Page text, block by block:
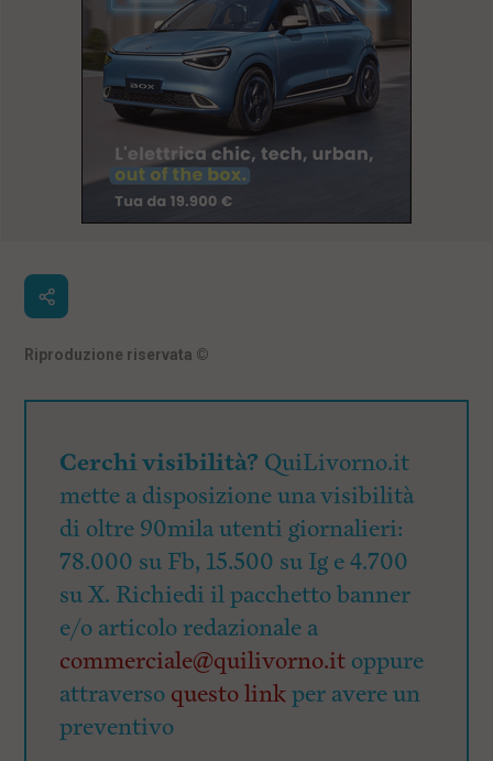
Riproduzione riservata ©
Cerchi visibilità? QuiLivorno.it
mette a disposizione una visibilità
di oltre 90mila utenti giornalieri:
78.000 su Fb, 15.500 su Ig e 4.700
su X. Richiedi il pacchetto banner
e/o articolo redazionale a
commerciale@quilivorno.it oppure
attraverso questo linkper avere un
preventivo